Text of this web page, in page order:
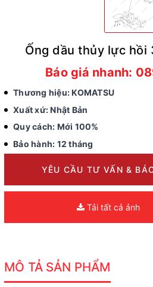
Ống dầu thủy lực
Báo giá nhanh:
Thương hiệu: KOMATSU
Xuất xứ: Nhật Bản
Quy cách: Mới 100%
Bảo hành: 12 tháng
YÊU CẦU TƯ VẤN &
Tải tất cả ảnh
MÔ TẢ SẢN PHẨM